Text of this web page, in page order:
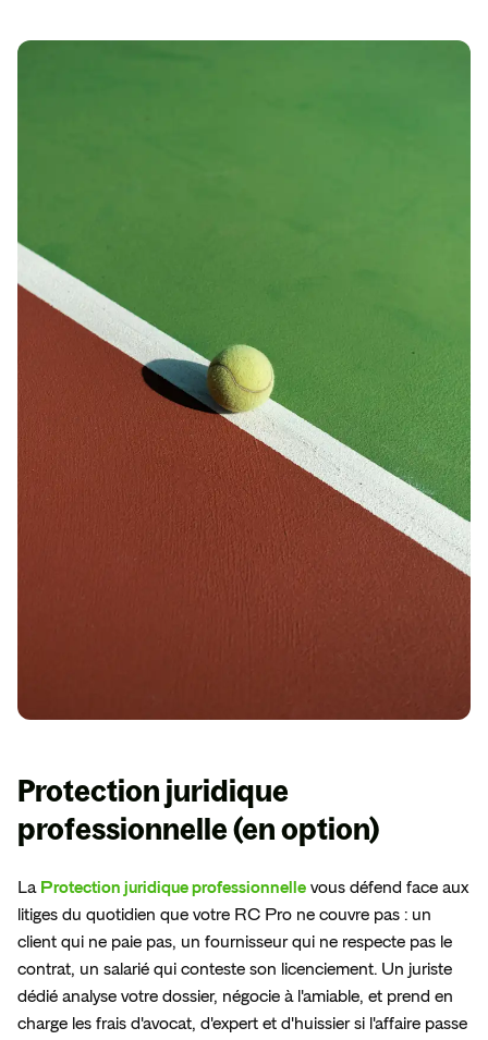
Protection juridique
professionnelle(en option)
La Protection juridique professionnelle vous défend face aux
litiges du quotidien que votre RC Pro ne couvre pas : un
client qui ne paie pas, un fournisseur qui ne respecte pas le
contrat, un salarié qui conteste son licenciement. Un juriste
dédié analyse votre dossier, négocie à l'amiable, et prend en
charge les frais d'avocat, d'expert et d'huissier si l'affaire passe